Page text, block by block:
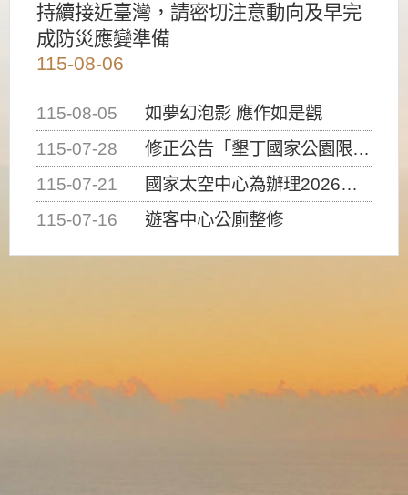
持續接近臺灣，請密切注意動向及早完
成防災應變準備
115-08-06
115-08-05
如夢幻泡影 應作如是觀
115-07-28
修正公告「墾丁國家公園限制水域遊憩活動之種類、範圍、時間及行為」，自即日生效。
115-07-21
國家太空中心為辦理2026台灣盃火箭競賽，陸、海、空域警戒及協調相關事宜，因颱風備案事宜
115-07-16
遊客中心公廁整修